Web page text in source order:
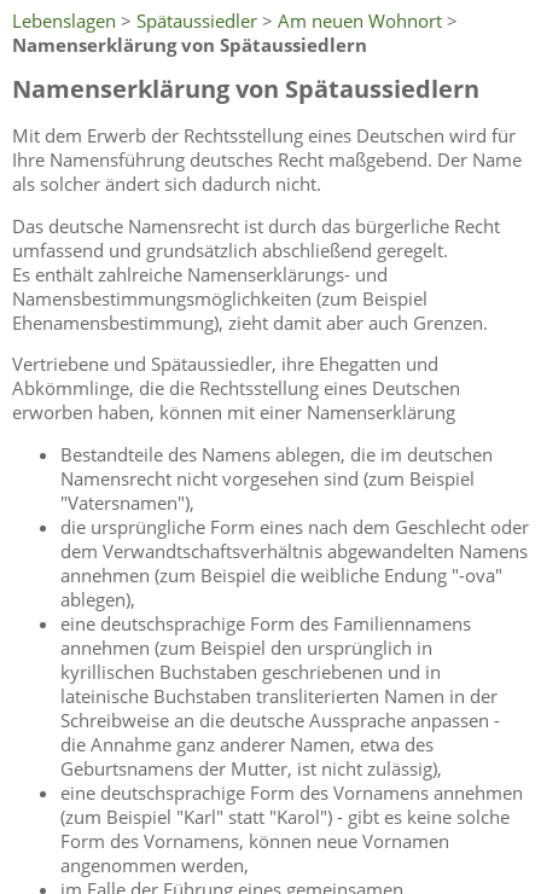
Lebenslagen > Spätaussiedler > Am neuen Wohnort >
Namenserklärung von Spätaussiedlern
Namenserklärung von Spätaussiedlern
Mit dem Erwerb der Rechtsstellung eines Deutschen wird für
Ihre Namensführung deutsches Recht maßgebend. Der Name
als solcher ändert sich dadurch nicht.
Das deutsche Namensrecht ist durch das bürgerliche Recht
umfassend und grundsätzlich abschließend geregelt.
Es enthält zahlreiche Namenserklärungs- und
Namensbestimmungsmöglichkeiten (zum Beispiel
Ehenamensbestimmung), zieht damit aber auch Grenzen.
Vertriebene und Spätaussiedler, ihre Ehegatten und
Abkömmlinge, die die Rechtsstellung eines Deutschen
erworben haben, können mit einer Namenserklärung
Bestandteile des Namens ablegen, die im deutschen
Namensrecht nicht vorgesehen sind (zum Beispiel
"Vatersnamen"),
die ursprüngliche Form eines nach dem Geschlecht oder
dem Verwandtschaftsverhältnis abgewandelten Namens
annehmen (zum Beispiel die weibliche Endung "-ova"
ablegen),
eine deutschsprachige Form des Familiennamens
annehmen (zum Beispiel den ursprünglich in
kyrillischen Buchstaben geschriebenen und in
lateinische Buchstaben transliterierten Namen in der
Schreibweise an die deutsche Aussprache anpassen -
die Annahme ganz anderer Namen, etwa des
Geburtsnamens der Mutter, ist nicht zulässig),
eine deutschsprachige Form des Vornamens annehmen
(zum Beispiel "Karl" statt "Karol") - gibt es keine solche
Form des Vornamens, können neue Vornamen
angenommen werden,
im Falle der Führung eines gemeinsamen